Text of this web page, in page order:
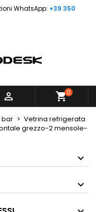
WhatsApp: +39 350
 shopping_cart0
bar
Vetrina refrigerata
grezzo-2 mensole-